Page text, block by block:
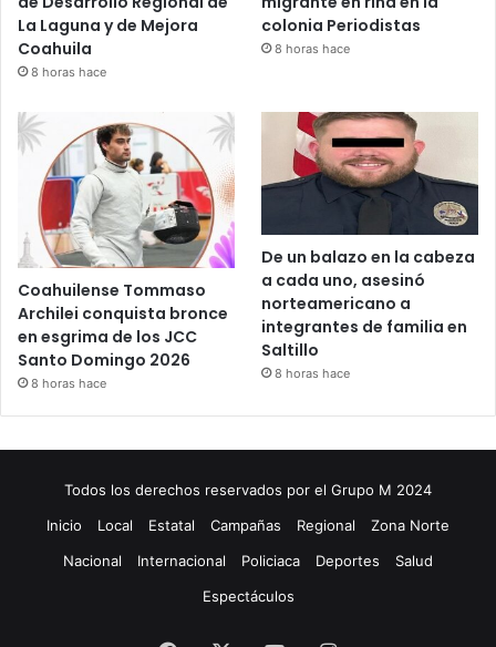
La Laguna y de Mejora
Coahuila
8 horas hace
colonia Periodistas
8 horas hace
Coahuilense Tommaso
Archilei conquista bronce
en esgrima de los JCC
Santo Domingo 2026
8 horas hace
De un balazo en la cabeza
a cada uno, asesinó
norteamericano a
integrantes de familia en
Saltillo
8 horas hace
Todos los derechos reservados por el Grupo M 2024
Inicio
Local Estatal Campañas Regional
Zona Norte
Nacional
Internacional Policiaca Deportes
Salud
Espectáculos